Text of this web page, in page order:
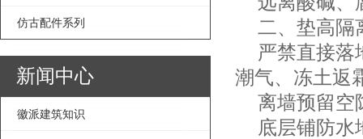
仿古配件系列
新闻中心
徽派建筑知识
二、垫高隔
严禁直接落
潮气、冻土返
离墙预留空
底层铺防水